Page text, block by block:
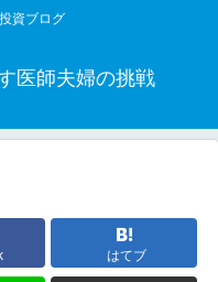
資ブログ
医師夫婦の挑戦
はてブ